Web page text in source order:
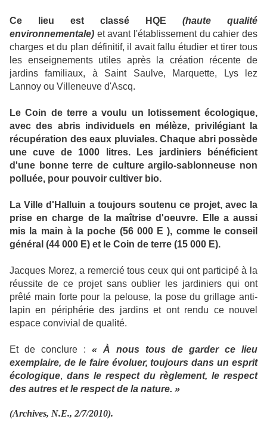
Ce lieu est classé HQE (haute qualité
environnementale) et avant l'établissement du cahier des
charges et du plan définitif, il avait fallu étudier et tirer tous
les enseignements utiles après la création récente de
jardins familiaux, à Saint Saulve, Marquette, Lys lez
Lannoy ou Villeneuve d'Ascq.
Le Coin de terre a voulu un lotissement écologique,
avec des abris individuels en mélèze, privilégiant la
récupération des eaux pluviales. Chaque abri possède
une cuve de 1000 litres. Les jardiniers bénéficient
d'une bonne terre de culture argilo-sablonneuse non
polluée, pour pouvoir cultiver bio.
La Ville d'Halluin a toujours soutenu ce projet, avec la
prise en charge de la maîtrise d'oeuvre. Elle a aussi
mis la main à la poche (56 000 E ), comme le conseil
général (44 000 E) et le Coin de terre (15 000 E).
Jacques Morez, a remercié tous ceux qui ont participé à la
réussite de ce projet sans oublier les jardiniers qui ont
prêté main forte pour la pelouse, la pose du grillage anti-
lapin en périphérie des jardins et ont rendu ce nouvel
espace convivial de qualité.
Et de conclure : « À nous tous de garder ce lieu
exemplaire, de le faire évoluer, toujours dans un esprit
écologique, dans le respect du règlement, le respect
des autres et le respect de la nature. »
(Archives, N.E., 2/7/2010).